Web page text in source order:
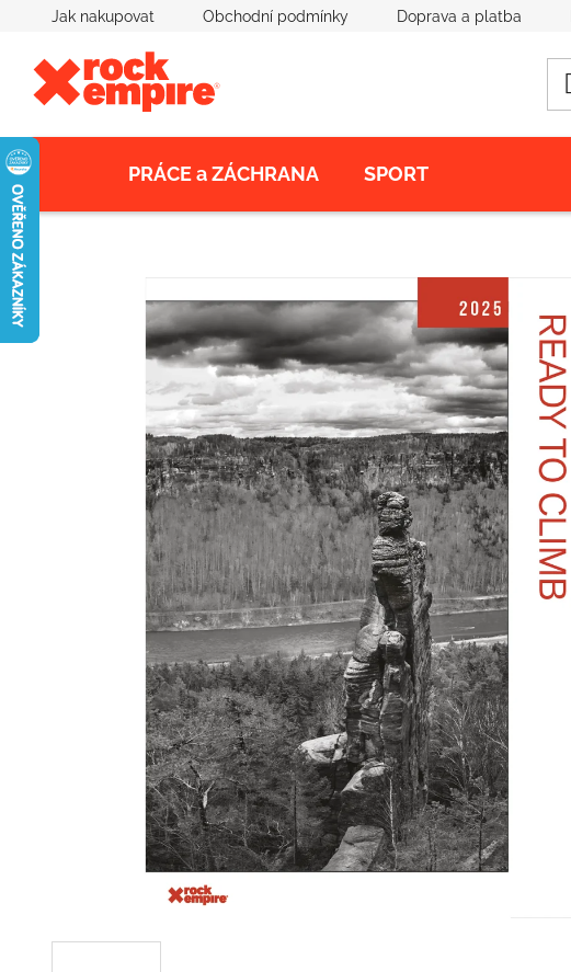
obsah
Jak nakupovat Obchodní podmínky Doprava a platba
PRÁCE a ZÁCHRANA SPORT